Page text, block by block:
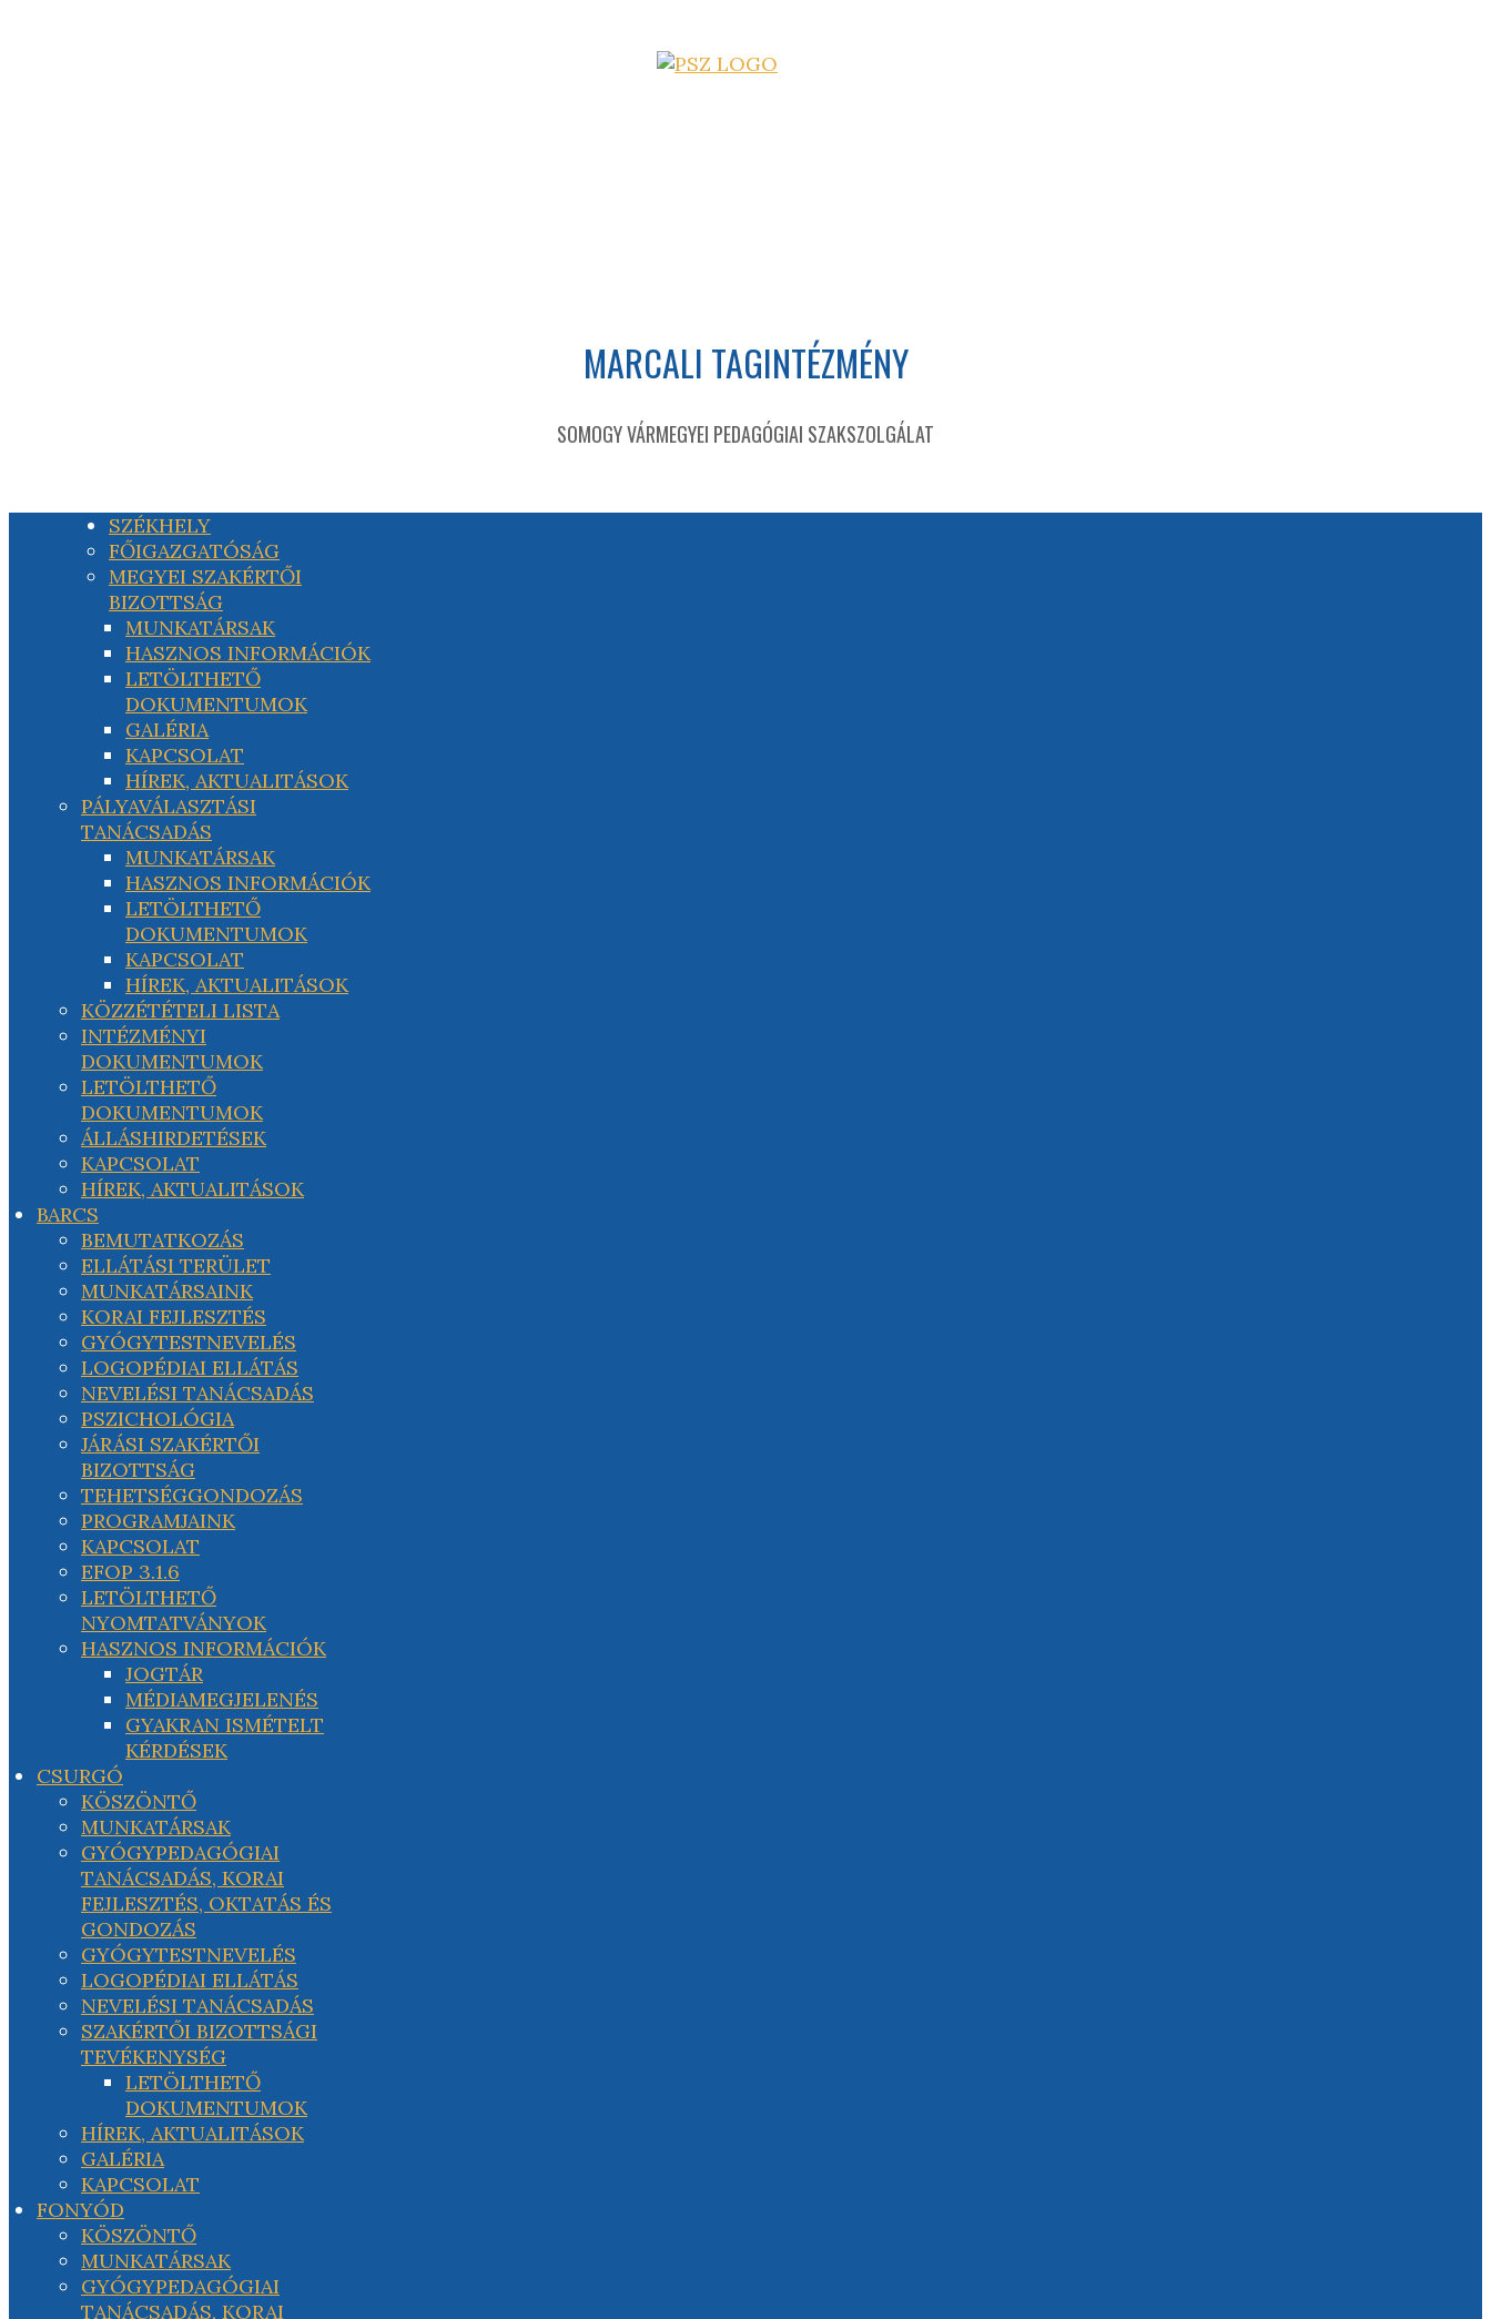
MARCALI TAGINTÉZMÉNY
SOMOGY VÁRMEGYEI PEDAGÓGIAI SZAKSZOLGÁLAT
SZÉKHELY
FŐIGAZGATÓSÁG
MEGYEI SZAKÉRTŐI
BIZOTTSÁG
MUNKATÁRSAK
HASZNOS INFORMÁCIÓK
LETÖLTHETŐ
DOKUMENTUMOK
GALÉRIA
KAPCSOLAT
HÍREK, AKTUALITÁSOK
PÁLYAVÁLASZTÁSI
TANÁCSADÁS
MUNKATÁRSAK
HASZNOS INFORMÁCIÓK
LETÖLTHETŐ
DOKUMENTUMOK
KAPCSOLAT
HÍREK, AKTUALITÁSOK
KÖZZÉTÉTELI LISTA
INTÉZMÉNYI
DOKUMENTUMOK
LETÖLTHETŐ
DOKUMENTUMOK
ÁLLÁSHIRDETÉSEK
KAPCSOLAT
HÍREK, AKTUALITÁSOK
BARCS
BEMUTATKOZÁS
ELLÁTÁSI TERÜLET
MUNKATÁRSAINK
KORAI FEJLESZTÉS
GYÓGYTESTNEVELÉS
LOGOPÉDIAI ELLÁTÁS
NEVELÉSI TANÁCSADÁS
PSZICHOLÓGIA
JÁRÁSI SZAKÉRTŐI
BIZOTTSÁG
TEHETSÉGGONDOZÁS
PROGRAMJAINK
KAPCSOLAT
EFOP 3.1.6
LETÖLTHETŐ
NYOMTATVÁNYOK
HASZNOS INFORMÁCIÓK
JOGTÁR
MÉDIAMEGJELENÉS
GYAKRAN ISMÉTELT
KÉRDÉSEK
CSURGÓ
KÖSZÖNTŐ
MUNKATÁRSAK
GYÓGYPEDAGÓGIAI
TANÁCSADÁS, KORAI
FEJLESZTÉS, OKTATÁS ÉS
GONDOZÁS
GYÓGYTESTNEVELÉS
LOGOPÉDIAI ELLÁTÁS
NEVELÉSI TANÁCSADÁS
SZAKÉRTŐI BIZOTTSÁGI
TEVÉKENYSÉG
LETÖLTHETŐ
DOKUMENTUMOK
HÍREK, AKTUALITÁSOK
GALÉRIA
KAPCSOLAT
FONYÓD
KÖSZÖNTŐ
MUNKATÁRSAK
GYÓGYPEDAGÓGIAI
TANÁCSADÁS, KORAI